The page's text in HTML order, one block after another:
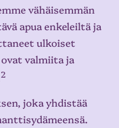
vähäisemmän
apua enkeleiltä ja
ulkoiset
valmiita ja
2
joka yhdistää